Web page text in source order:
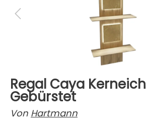
Regal Caya
Gebürstet
Von Hartmann